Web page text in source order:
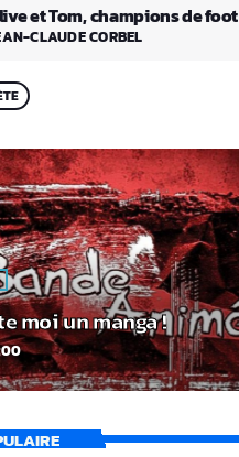
et Tom, champions de foot
CLAUDE CORBEL
moi un manga !